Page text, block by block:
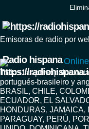
Emisoras de radio por
Radio hispana Online
Todas las principales
portugués-brasileiro y
BRASIL, CHILE,
ECUADOR, EL
HONDURAS, JAMAICA,
PARAGUAY, PERÚ,